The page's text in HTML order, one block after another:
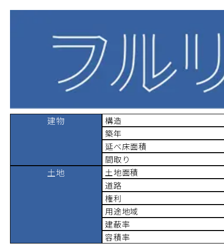
建物
構造
築年
延べ床面積
間取り
土地
土地面積
道路
権利
用途地域
建蔽率
容積率